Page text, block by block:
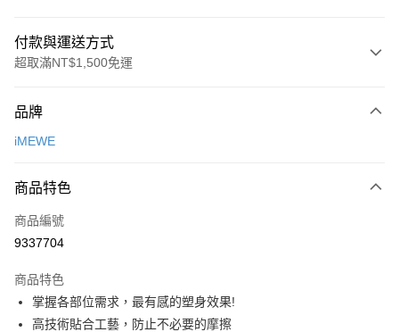
付款與運送方式
超取滿NT$1,500免運
信用卡一次付款
LINE Pay
Apple Pay
Google Pay
全支付
品牌
iMEWE
商品特色
商品編號
9337704
商品特色
掌握各部位需求，最有感的塑身效果!
高技術貼合工藝，防止不必要的摩擦